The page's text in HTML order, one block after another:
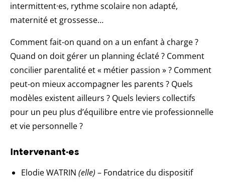
intermittent·es, rythme scolaire non adapté,
maternité et grossesse…
Comment fait-on quand on a un enfant à charge ?
Quand on doit gérer un planning éclaté ? Comment
concilier parentalité et « métier passion » ? Comment
peut-on mieux accompagner les parents ? Quels
modèles existent ailleurs ? Quels leviers collectifs
pour un peu plus d’équilibre entre vie professionnelle
et vie personnelle ?
Intervenant·es
Elodie WATRIN (elle) – Fondatrice du dispositif